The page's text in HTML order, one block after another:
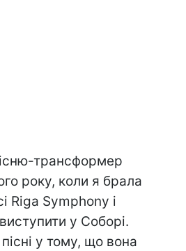
трансформер
року, коли я брала
Riga Symphony і
у Соборі.
пісні у тому, що вона